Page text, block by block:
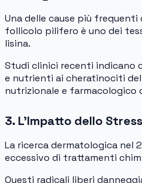
Una delle cause più frequenti
follicolo pilifero è uno dei
lisina.
Studi clinici recenti indicano
e nutrienti ai cheratinociti
nutrizionale e farmacologico
3. L’Impatto dello
La ricerca dermatologica nel
eccessivo di trattamenti
Questi radicali liberi